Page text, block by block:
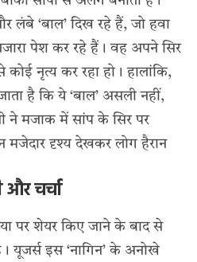
लंबे ‘बाल’ दिख रहे हैं, जो हवा
पेश कर रहे हैं। वह अपने सिर
नृत्य कर रहा हो। हालांकि,
है कि ये ‘बाल’ असली नहीं,
ने मजाक में सांप के सिर पर
मजेदार दृश्य देखकर लोग हैरान
और चर्चा
पर शेयर किए जाने के बाद से
यूजर्स इस ‘नागिन’ के अनोखे